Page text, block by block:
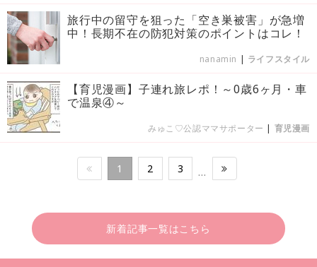
旅行中の留守を狙った「空き巣被害」が急増
中！長期不在の防犯対策のポイントはコレ！
nanamin | ライフスタイル
【育児漫画】子連れ旅レポ！～0歳6ヶ月・車
で温泉④～
みゅこ♡公認ママサポーター | 育児漫画
1 2 3 …
新着記事一覧はこちら